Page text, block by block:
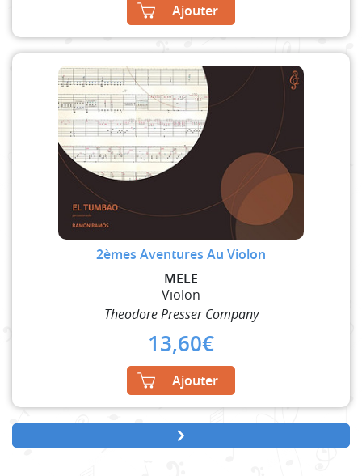
Ajouter
2èmes Aventures Au Violon
MELE
Violon
Theodore Presser Company
13,60€
Ajouter